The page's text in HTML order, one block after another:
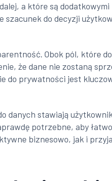
a które są
szacunek do decyzji
Obok pól, które
że dane nie zostaną
do prywatności jest
danych stawiają
potrzebne, aby
biznesowo, jak i